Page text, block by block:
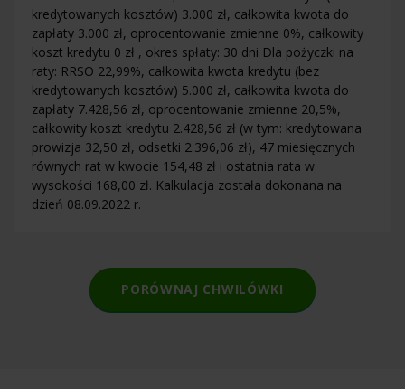
kredytowanych kosztów) 3.000 zł, całkowita kwota do
zapłaty 3.000 zł, oprocentowanie zmienne 0%, całkowity
koszt kredytu 0 zł , okres spłaty: 30 dni Dla pożyczki na
raty: RRSO 22,99%, całkowita kwota kredytu (bez
kredytowanych kosztów) 5.000 zł, całkowita kwota do
zapłaty 7.428,56 zł, oprocentowanie zmienne 20,5%,
całkowity koszt kredytu 2.428,56 zł (w tym: kredytowana
prowizja 32,50 zł, odsetki 2.396,06 zł), 47 miesięcznych
równych rat w kwocie 154,48 zł i ostatnia rata w
wysokości 168,00 zł. Kalkulacja została dokonana na
dzień 08.09.2022 r.
PORÓWNAJ CHWILÓWKI